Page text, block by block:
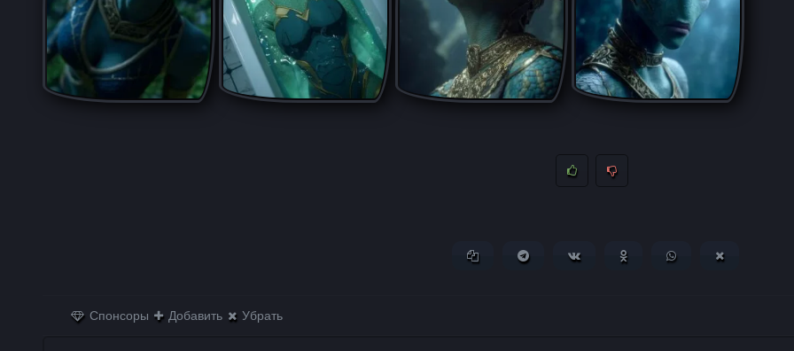
Копировать ссылкуПоделиться в Telegram
Поделиться ВКонтакте
Поделиться вПоделиться в
Спонсоры Добавить Убрать